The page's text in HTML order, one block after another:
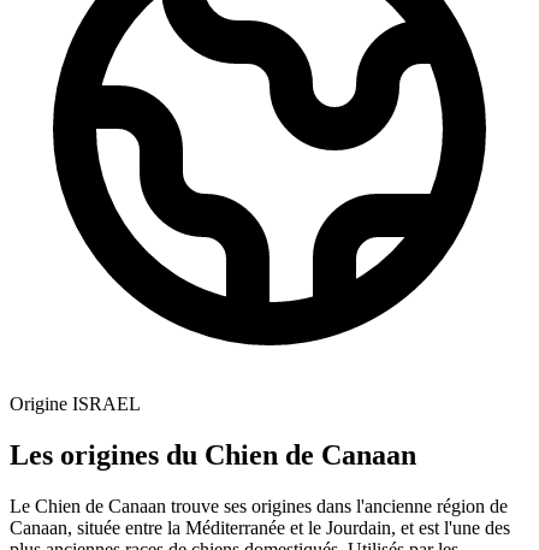
Origine ISRAEL
Les origines du Chien de Canaan
Le Chien de Canaan trouve ses origines dans l'ancienne région de
Canaan, située entre la Méditerranée et le Jourdain, et est l'une des